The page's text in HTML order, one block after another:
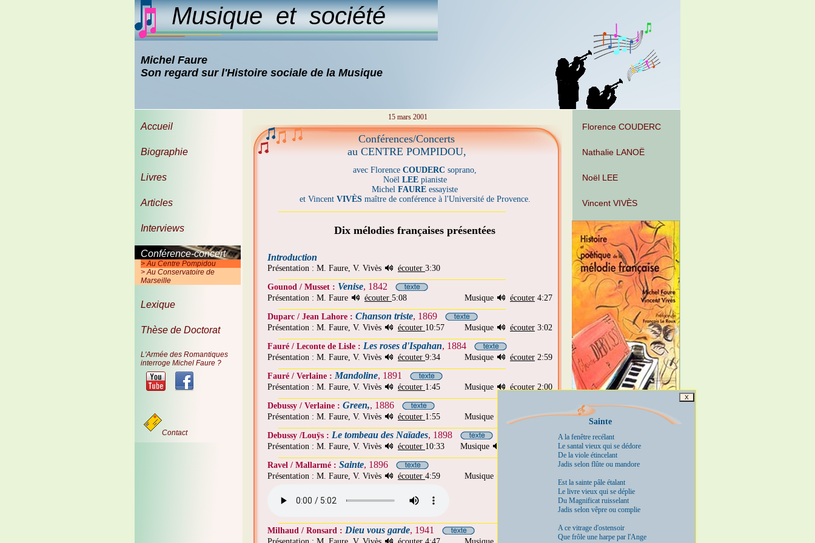
Musique et société
Michel Faure
Son regard sur l'Histoire sociale de la Musique
Florence COUDERC
Nathalie LANOË
Noël LEE
Vincent VIVÈS
15 mars 2001
X
Sainte
A la fenêtre recélant
Le santal vieux qui se dédore
De la viole étincelant
Jadis selon flûte ou mandore
Est la sainte pâle étalant
Le livre vieux qui se déplie
Du Magnificat ruisselant
Jadis selon vêpre ou complie
A ce vitrage d'ostensoir
Que frôle une harpe par l'Ange
Conférences/Concerts
au CENTRE POMPIDOU,
avec Florence COUDERC soprano,
Noël LEE pianiste
Michel FAURE essayiste
et Vincent VIVÈSmaître de conférence à l'Université de Provence.
Dix mélodies françaises présentées
Introduction
Présentation : M. Faure, V. Vivès écouter 3:30
Gounod / Musset : Venise, 1842
Présentation : M. Faure écouter 5:08 Musique écouter 4:27
Duparc / Jean Lahore : Chanson triste, 1869
Présentation : M. Faure, V. Vivès écouter 10:57 Musique écouter 3:02
Fauré / Leconte de Lisle : Les roses d'Ispahan, 1884
Présentation : M. Faure, V. Vivès écouter 9:34 Musique écouter 2:59
Fauré / Verlaine :Mandoline, 1891
Présentation : M. Faure, V. Vivès écouter 1:45 Musique écouter 2:00
Debussy / Verlaine : Green,, 1886
Présentation : M. Faure, V. Vivès écouter 1:55 Musique écouter3:36
Debussy /Louÿs : Le tombeau des Naïades, 1898
Présentation : M. Faure, V. Vivès écouter 10:33 Musique
Ravel / Mallarmé : Sainte, 1896
Présentation : M. Faure, V. Vivès écouter 4:59 Musique
Milhaud / Ronsard : Dieu vous garde, 1941
Accueil
Biographie
Livres
Articles
Interviews
Conférence-concert
> Au Centre Pompidou
> Au Conservatoire de
Marseille
Lexique
Thèse de Doctorat
L'Armée des Romantiques
interroge Michel Faure ?
Contact